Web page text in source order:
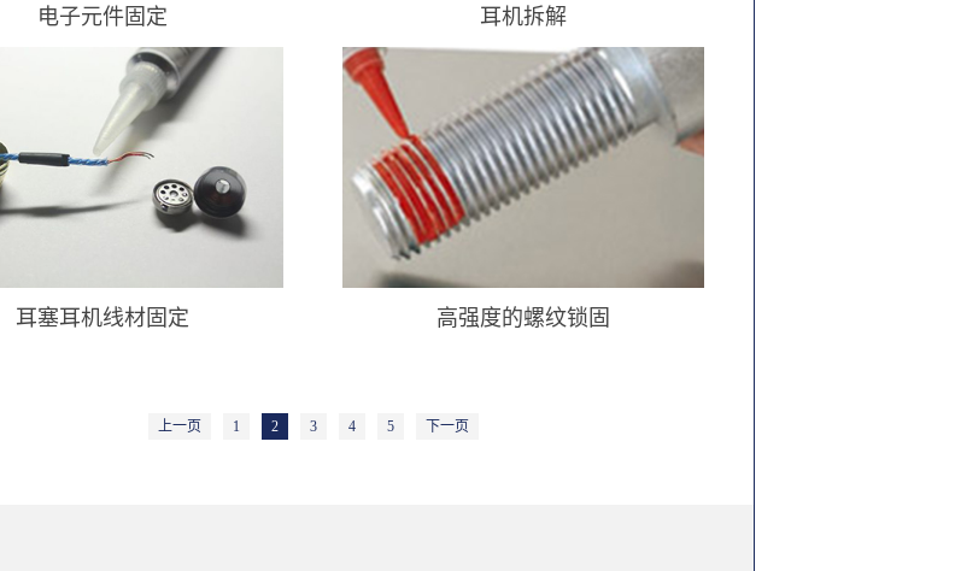
电子元件固定 耳机拆解
耳塞耳机线材固定 高强度的螺纹锁固
上一页 1 2 3 4 5 下一页